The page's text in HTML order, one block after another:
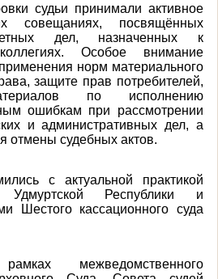
судьи принимали активное
совещаниях, посвящённых
дел, назначенных к
Особое внимание
норм материального
защите прав потребителей,
по исполнению
ошибкам при рассмотрении
и административных дел, а
отмены судебных актов.
с актуальной практикой
Удмуртской Республики и
Шестого кассационного суда
межведомственного